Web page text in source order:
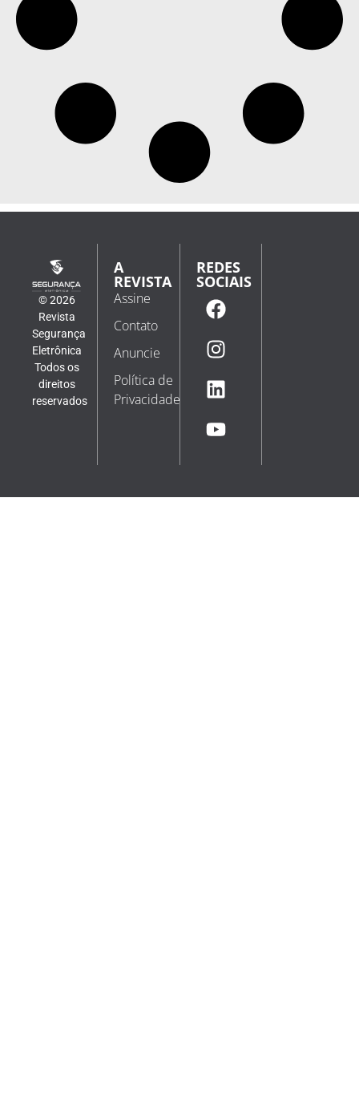
© 2026
Revista
Segurança
Eletrônica
Todos os
direitos
reservados
A
REVISTA
Assine
Contato
Anuncie
Política de
Privacidade
REDES
SOCIAIS